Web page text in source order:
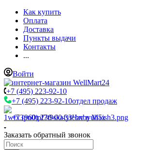
Как купить
Оплата
Доставка
Пункты выдачи
Контакты
...
Войти
+7 (495) 223-92-10
+7 (495) 223-92-10отдел продаж
+7 (960) 230-00-33Чат в Max
Заказать обратный звонок